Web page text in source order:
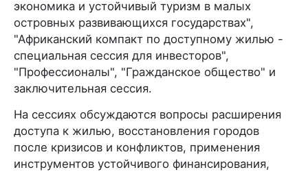
экономика и устойчивый туризм в малых
островных развивающихся государствах",
"Африканский компакт по доступному жилью -
специальная сессия для инвесторов",
"Профессионалы", "Гражданское общество" и
заключительная сессия.
На сессиях обсуждаются вопросы расширения
доступа к жилью, восстановления городов
после кризисов и конфликтов, применения
инструментов устойчивого финансирования,